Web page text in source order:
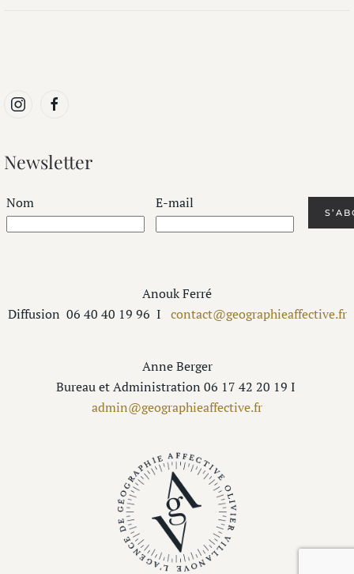
Newsletter
Nom E-mail
Anouk Ferré
Diffusion 06 40 40 19 96 I contact@geographieaffective.fr
Anne Berger
Bureau et Administration 06 17 42 20 19 I
admin@geographieaffective.fr